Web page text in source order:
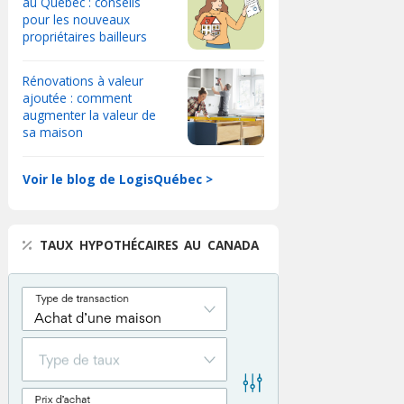
pour les nouveaux
propriétaires bailleurs
Rénovations à valeur
ajoutée : comment
augmenter la valeur de
sa maison
Voir le blog de LogisQuébec >
TAUX HYPOTHÉCAIRES AU CANADA